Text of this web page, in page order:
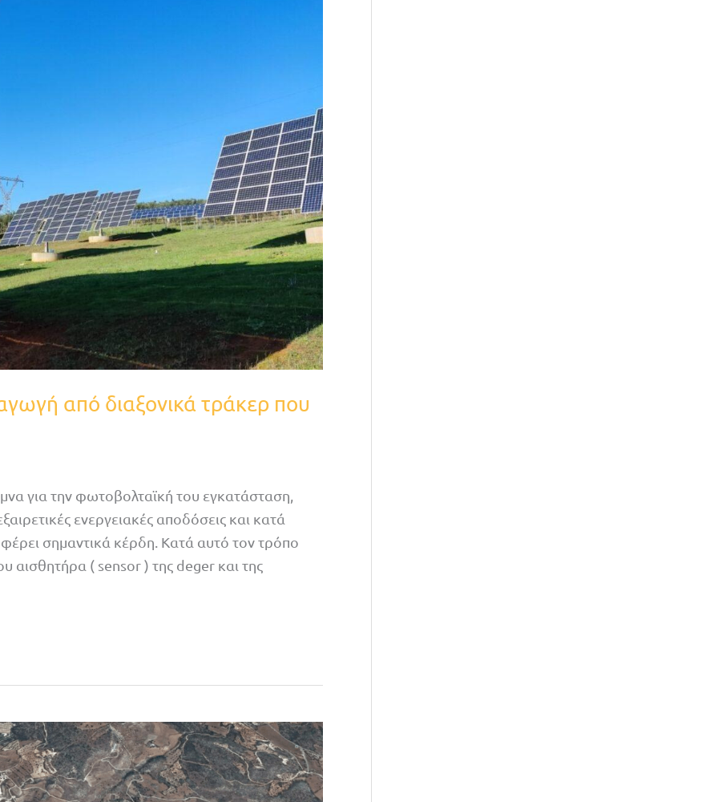
από διαξονικά τράκερ που
για την φωτοβολταϊκή του εγκατάσταση,
ενεργειακές αποδόσεις και κατά
σημαντικά κέρδη. Κατά αυτό τον τρόπο
αισθητήρα ( sensor ) της deger και της